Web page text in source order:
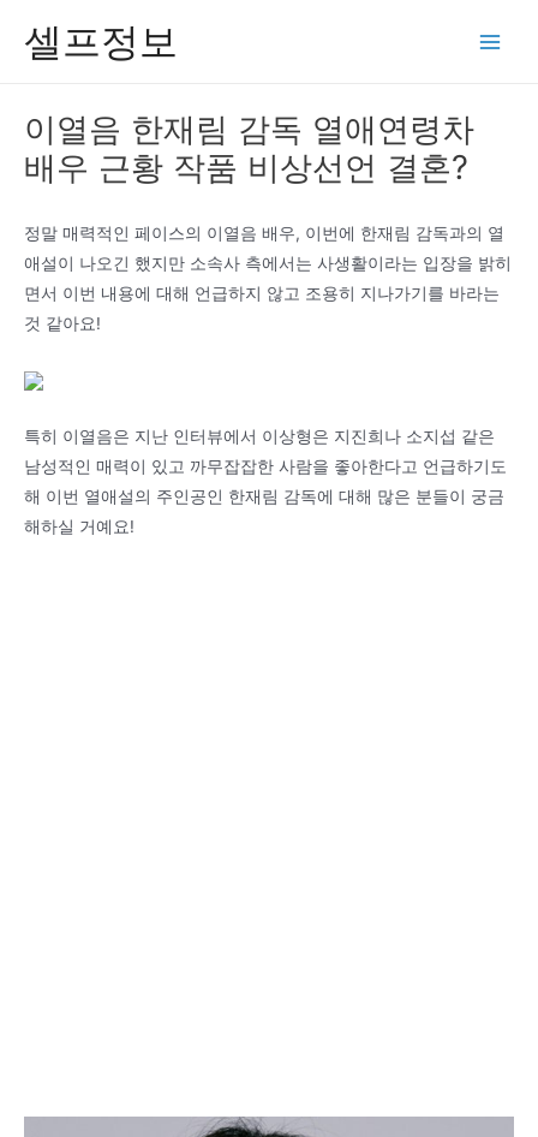
셀프정보
이열음 한재림 감독 열애연령차
배우 근황 작품 비상선언 결혼?
정말 매력적인 페이스의 이열음 배우, 이번에 한재림 감독과의 열
애설이 나오긴 했지만 소속사 측에서는 사생활이라는 입장을 밝히
면서 이번 내용에 대해 언급하지 않고 조용히 지나가기를 바라는
것 같아요!
특히 이열음은 지난 인터뷰에서 이상형은 지진희나 소지섭 같은
남성적인 매력이 있고 까무잡잡한 사람을 좋아한다고 언급하기도
해 이번 열애설의 주인공인 한재림 감독에 대해 많은 분들이 궁금
해하실 거예요!